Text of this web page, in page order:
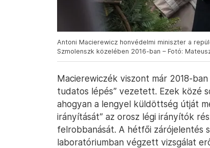
Antoni Macierewicz honvédelmi miniszter a
Szmolenszk közelében 2016-ban – Fotó:
Macierewiczék viszont már 2018-
tudatos lépés” vezetett. Ezek közé
ahogyan a lengyel küldöttség útját
irányítását” az orosz légi irányítók
felrobbanását. A hétfői zárójelentés
laboratóriumban végzett vizsgálat